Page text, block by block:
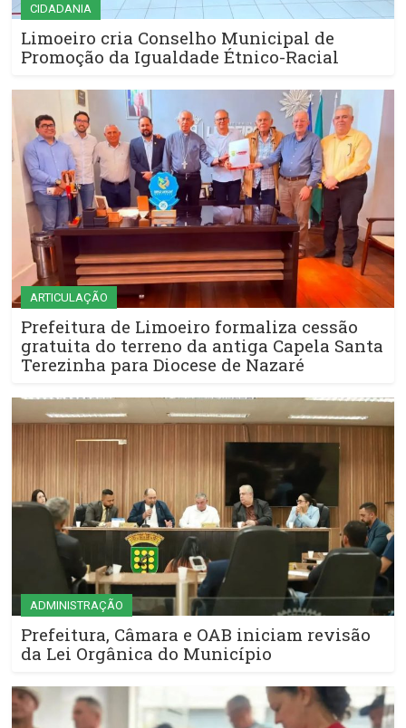
CIDADANIA
Limoeiro cria Conselho Municipal de
Promoção da Igualdade Étnico-Racial
ARTICULAÇÃO
Prefeitura de Limoeiro formaliza cessão
gratuita do terreno da antiga Capela Santa
Terezinha para Diocese de Nazaré
ADMINISTRAÇÃO
Prefeitura, Câmara e OAB iniciam revisão
da Lei Orgânica do Município